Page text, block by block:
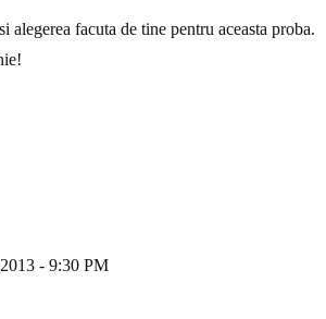
alegerea facuta de tine pentru aceasta proba.
- 9:30 PM